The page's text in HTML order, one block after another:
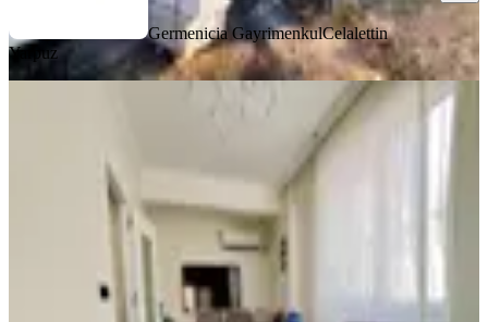
Germenicia GayrimenkulCelalettin
Yarpuz
Yeni Rota' Dan Yahya Kemalde
Dulkadiroğlu, Yahya Kemal Mahallesi
2+1
80 m²·1. Kat·